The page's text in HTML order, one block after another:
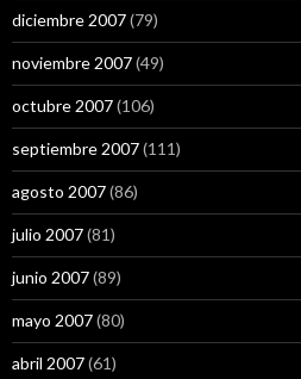
diciembre 2007(79)
noviembre 2007(49)
octubre 2007(106)
septiembre 2007(111)
agosto 2007(86)
julio 2007(81)
junio 2007(89)
mayo 2007(80)
abril 2007(61)